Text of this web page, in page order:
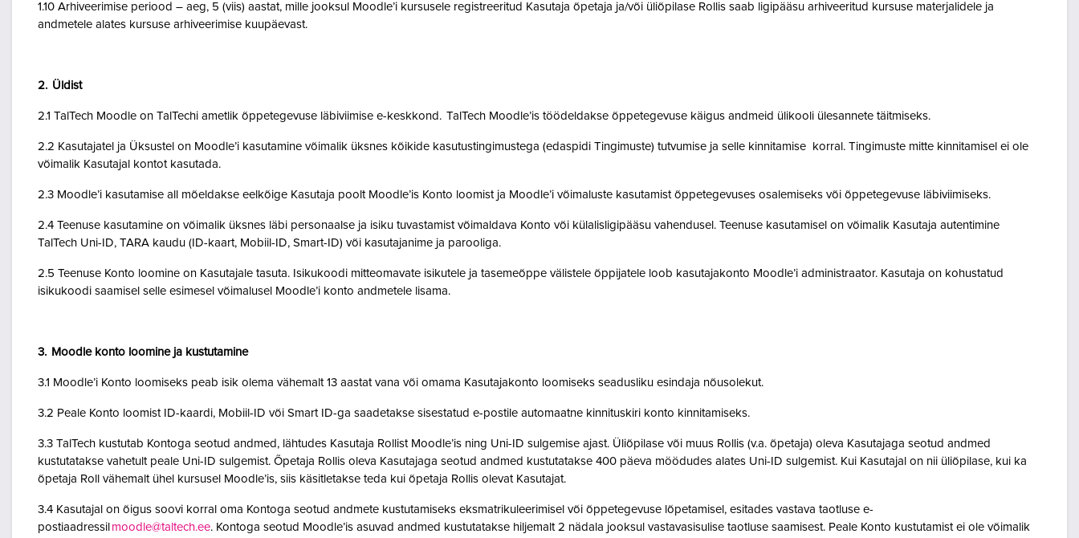
1.10 Arhiveerimise periood – aeg, 5 (viis) aastat, mille jooksul Moodle’i kursusele registreeritud Kasutaja õpetaja ja/või üliõpilase Rollis saab ligipääsu arhiveeritud kursuse materjalidele ja
andmetele alates kursuse arhiveerimise kuupäevast.
2. Üldist
2.1 TalTech Moodle on TalTechi ametlik õppetegevuse läbiviimise e-keskkond. TalTech Moodle’is töödeldakse õppetegevuse käigus andmeid ülikooli ülesannete täitmiseks.
2.2 Kasutajatel ja Üksustel on Moodle’i kasutamine võimalik üksnes kõikide kasutustingimustega (edaspidi Tingimuste) tutvumise ja selle kinnitamise korral. Tingimuste mitte kinnitamisel ei ole
võimalik Kasutajal kontot kasutada.
2.3 Moodle’i kasutamise all mõeldakse eelkõige Kasutaja poolt Moodle’is Konto loomist ja Moodle’i võimaluste kasutamist õppetegevuses osalemiseks või õppetegevuse läbiviimiseks.
2.4 Teenuse kasutamine on võimalik üksnes läbi personaalse ja isiku tuvastamist võimaldava Konto või külalisligipääsu vahendusel. Teenuse kasutamisel on võimalik Kasutaja autentimine
TalTech Uni-ID, TARA kaudu (ID-kaart, Mobiil-ID, Smart-ID) või kasutajanime ja parooliga.
2.5 Teenuse Konto loomine on Kasutajale tasuta. Isikukoodi mitteomavate isikutele ja tasemeõppe välistele õppijatele loob kasutajakonto Moodle’i administraator. Kasutaja on kohustatud
isikukoodi saamisel selle esimesel võimalusel Moodle’i konto andmetele lisama.
3. Moodle konto loomine ja kustutamine
3.1 Moodle’i Konto loomiseks peab isik olema vähemalt 13 aastat vana või omama Kasutajakonto loomiseks seadusliku esindaja nõusolekut.
3.2 Peale Konto loomist ID-kaardi, Mobiil-ID või Smart ID-ga saadetakse sisestatud e-postile automaatne kinnituskiri konto kinnitamiseks.
3.3 TalTech kustutab Kontoga seotud andmed, lähtudes Kasutaja Rollist Moodle’is ning Uni-ID sulgemise ajast. Üliõpilase või muus Rollis (v.a. õpetaja) oleva Kasutajaga seotud andmed
kustutatakse vahetult peale Uni-ID sulgemist. Õpetaja Rollis oleva Kasutajaga seotud andmed kustutatakse 400 päeva möödudes alates Uni-ID sulgemist. Kui Kasutajal on nii üliõpilase, kui ka
õpetaja Roll vähemalt ühel kursusel Moodle’is, siis käsitletakse teda kui õpetaja Rollis olevat Kasutajat.
3.4 Kasutajal on õigus soovi korral oma Kontoga seotud andmete kustutamiseks eksmatrikuleerimisel või õppetegevuse lõpetamisel, esitades vastava taotluse e-
postiaadressil moodle@taltech.ee. Kontoga seotud Moodle’is asuvad andmed kustutatakse hiljemalt 2 nädala jooksul vastavasisulise taotluse saamisest. Peale Konto kustutamist ei ole võimalik